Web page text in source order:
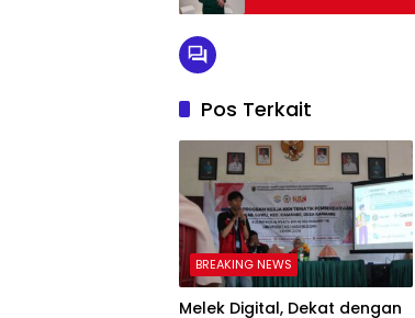
Pos Terkait
BREAKING NEWS
Melek Digital, Dekat dengan